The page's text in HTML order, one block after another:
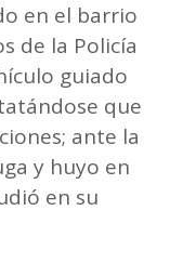
en el barrio
de la Policía
guiado
que
ante la
y huyo en
en su